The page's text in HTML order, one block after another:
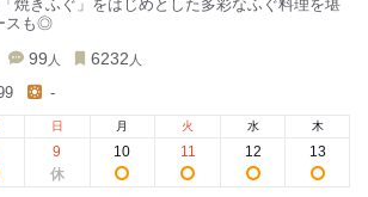
焼きふぐ」をはじめとした多彩なふぐ料理を堪
スも◎
99 人 6232 人
-
日
9
月
10
火
11
水
12
木
13